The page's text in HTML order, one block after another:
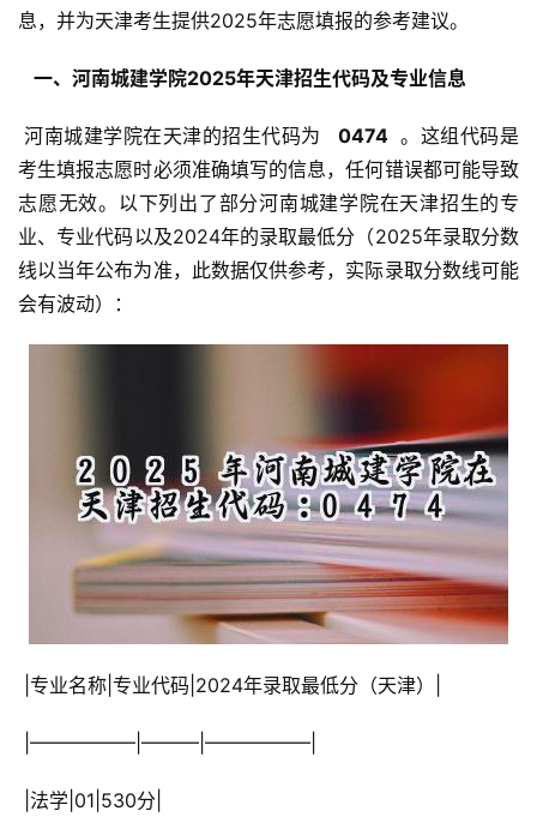
息，并为天津考生提供2025年志愿填报的参考建议。
  一、河南城建学院2025年天津招生代码及专业信息
河南城建学院在天津的招生代码为
  0474
。这组代码是
考生填报志愿时必须准确填写的信息，任何错误都可能导致
志愿无效。以下列出了部分河南城建学院在天津招生的专
业、专业代码以及2024年的录取最低分（2025年录取分数
线以当年公布为准，此数据仅供参考，实际录取分数线可能
会有波动）：
|专业名称|专业代码|2024年录取最低分（天津）|
|—————–|———|—————–|
|法学|01|530分|